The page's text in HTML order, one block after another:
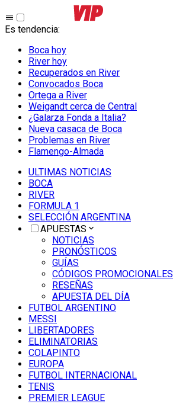
Es tendencia:
Boca hoy
River hoy
Recuperados en River
Convocados Boca
Ortega a River
Weigandt cerca de Central
¿Galarza Fonda a Italia?
Nueva casaca de Boca
Problemas en River
Flamengo-Almada
ULTIMAS NOTICIAS
BOCA
RIVER
FORMULA 1
SELECCIÓN ARGENTINA
APUESTAS
NOTICIAS
PRONÓSTICOS
GUÍAS
CÓDIGOS PROMOCIONALES
RESEÑAS
APUESTA DEL DÍA
FUTBOL ARGENTINO
MESSI
LIBERTADORES
ELIMINATORIAS
COLAPINTO
EUROPA
FUTBOL INTERNACIONAL
TENIS
PREMIER LEAGUE